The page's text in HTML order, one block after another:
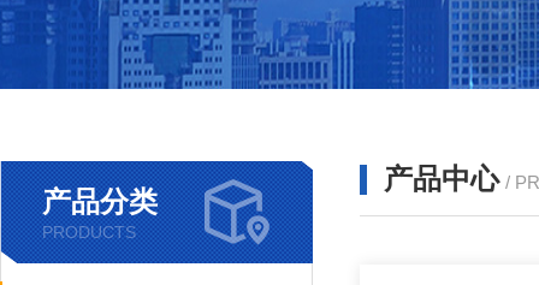
产品分类
PRODUCTS
产品中心 /